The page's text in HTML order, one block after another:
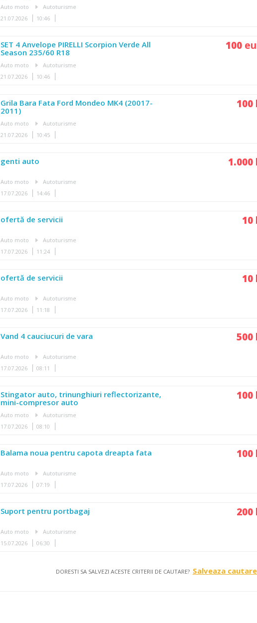
Auto moto
Autoturisme
21.07.2026
10:46
SET 4 Anvelope PIRELLI Scorpion Verde All
Season 235/60 R18
Auto moto
Autoturisme
21.07.2026
10:46
100
Grila Bara Fata Ford Mondeo MK4 (20017-
2011)
Auto moto
Autoturisme
21.07.2026
10:45
100
genti auto
Auto moto
Autoturisme
17.07.2026
14:46
1.000
ofertă de servicii
Auto moto
Autoturisme
17.07.2026
11:24
10
ofertă de servicii
Auto moto
Autoturisme
17.07.2026
11:18
10
Vand 4 cauciucuri de vara
Auto moto
Autoturisme
17.07.2026
08:11
500
Stingator auto, trinunghiuri reflectorizante,
mini-compresor auto
Auto moto
Autoturisme
17.07.2026
08:10
100
Balama noua pentru capota dreapta fata
Auto moto
Autoturisme
17.07.2026
07:19
100
Suport pentru portbagaj
Auto moto
Autoturisme
15.07.2026
06:30
200
DORESTI SA SALVEZI ACESTE CRITERII DE CAUTARE? Salveaza